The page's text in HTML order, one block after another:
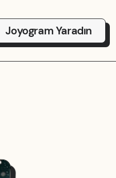
Joyogram Yaradın